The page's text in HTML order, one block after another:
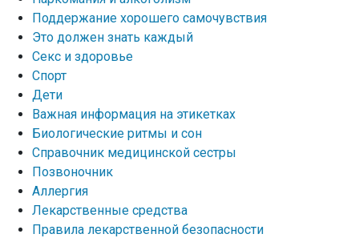
Поддержание хорошего самочувствия
Это должен знать каждый
Секс и здоровье
Спорт
Дети
Важная информация на этикетках
Биологические ритмы и сон
Справочник медицинской сестры
Позвоночник
Аллергия
Лекарственные средства
Правила лекарственной безопасности